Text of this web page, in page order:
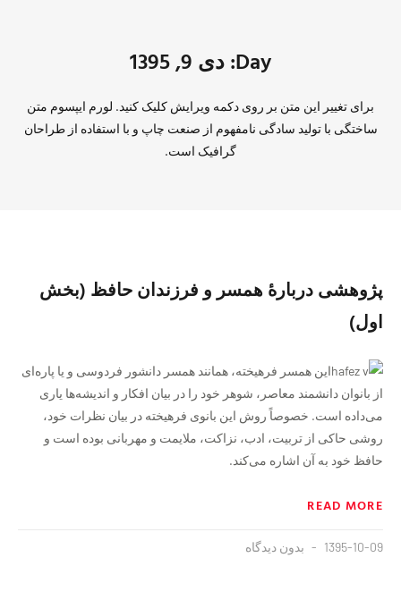
Day: دی 9, 1395
برای تغییر این متن بر روی دکمه ویرایش کلیک کنید. لورم ایپسوم متن
ساختگی با تولید سادگی نامفهوم از صنعت چاپ و با استفاده از طراحان
گرافیک است.
پژوهشی دربارهٔ همسر و فرزندان حافظ (بخش
اول)
این همسر فرهیخته، همانند همسر دانشور فردوسی و یا پاره‌ای
از بانوان دانشمند معاصر، شوهر خود را در بیان افکار و اندیشه‌ها یاری
می‌داده است. خصوصاً روش این بانوی فرهیخته در بیان نظرات خود،
روشی حاکی از تربیت، ادب، نزاکت، ملایمت و مهربانی بوده است و
حافظ خود به آن اشاره می‌کند.
READ MORE
1395-10-09 بدون دیدگاه